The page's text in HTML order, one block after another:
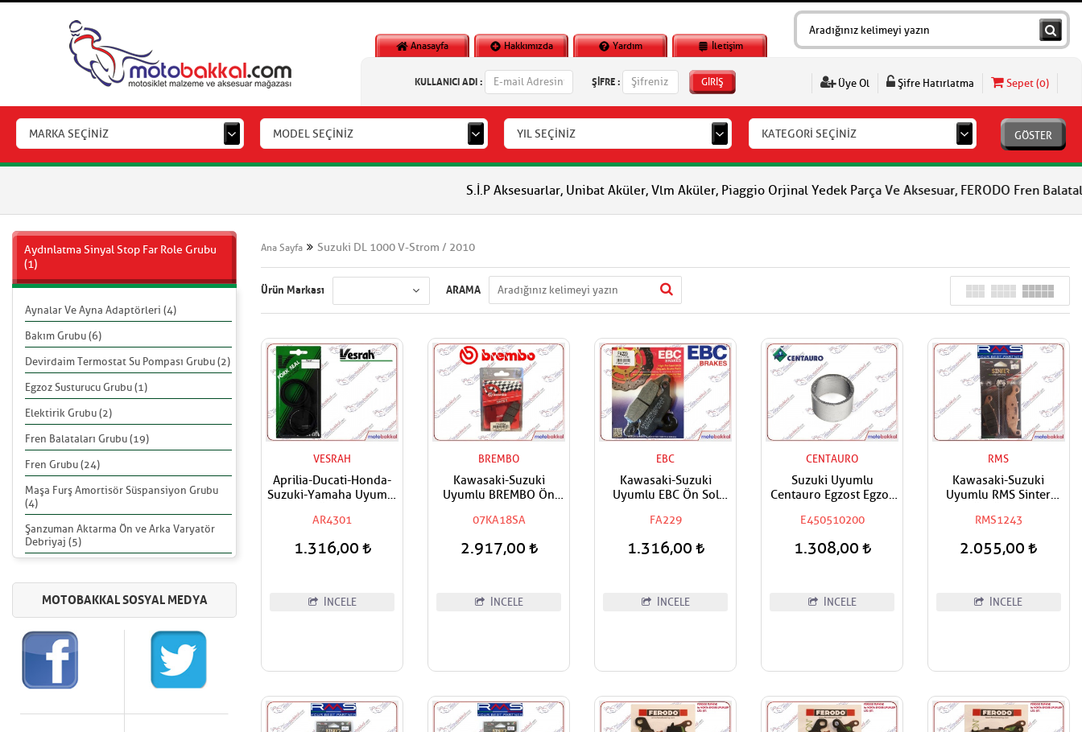
Anasayfa Hakkımızda Yardım İletişim
KULLANICI ADI : ŞİFRE : GİRİŞ Üye Ol Şifre Hatırlatma Sepet (0)
MARKA SEÇİNİZ MODEL SEÇİNİZ YIL SEÇİNİZ KATEGORİ SEÇİNİZ GÖSTER
S.İ.P Aksesuarlar, Unibat Aküler, Vlm Aküler, Piaggio Orjinal Yedek Parça Ve Aksesuar, FERODO Fren Balataları,
Aydınlatma Sinyal Stop Far Role Grubu
(1)
Aynalar Ve Ayna Adaptörleri (4)
Bakım Grubu (6)
Devirdaim Termostat Su Pompası Grubu (2)
Egzoz Susturucu Grubu (1)
Elektirik Grubu (2)
Fren Balataları Grubu (19)
Fren Grubu (24)
Maşa Furş Amortisör Süspansiyon Grubu
(4)
Şanzuman Aktarma Ön ve Arka Varyatör
Debriyaj (5)
Ana Sayfa Suzuki DL 1000 V-Strom / 2010
Ürün Markası ARAMA
VESRAH
Aprilia-Ducati-Honda-
Suzuki-Yamaha Uyumlu
Yağ Keçesi
AR4301
1.316,00
İNCELE
BREMBO
Kawasaki-Suzuki
Uyumlu BREMBO Ön
Balatası
07KA18SA
2.917,00
İNCELE
EBC
Kawasaki-Suzuki
Uyumlu EBC Ön Sol
FA229
1.316,00
İNCELE
CENTAURO
Suzuki Uyumlu
Centauro Egzost Egzos
E450510200
1.308,00
İNCELE
RMS
Kawasaki-Suzuki
Uyumlu RMS Sinter
Balatası
RMS1243
2.055,00
İNCELE